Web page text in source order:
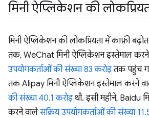
मिनी ऐप्लिकेशन की
मिनी ऐप्लिकेशन की लोकप्रियता में काफ़ी
तक, WeChat मिनी ऐप्लिकेशन इस्तेमाल
उपयोगकर्ताओं की संख्या 83 करोड़तक पहुंच
तक Alipay मिनी ऐप्लिकेशन इस्तेमाल करने
की संख्या 40.1 करोड़ थी. इसी महीने, Baidu
करने वालेसक्रिय उपयोगकर्ताओं की संख्या